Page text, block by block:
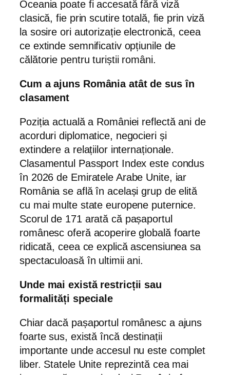
Oceania poate fi accesată fără viză
clasică, fie prin scutire totală, fie prin viză
la sosire ori autorizație electronică, ceea
ce extinde semnificativ opțiunile de
călătorie pentru turiștii români.
Cum a ajuns România atât de sus în
clasament
Poziția actuală a României reflectă ani de
acorduri diplomatice, negocieri și
extindere a relațiilor internaționale.
Clasamentul Passport Index este condus
în 2026 de Emiratele Arabe Unite, iar
România se află în același grup de elită
cu mai multe state europene puternice.
Scorul de 171 arată că pașaportul
românesc oferă acoperire globală foarte
ridicată, ceea ce explică ascensiunea sa
spectaculoasă în ultimii ani.
Unde mai există restricții sau
formalități speciale
Chiar dacă pașaportul românesc a ajuns
foarte sus, există încă destinații
importante unde accesul nu este complet
liber. Statele Unite reprezintă cea mai